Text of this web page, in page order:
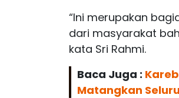
“Ini merupakan
dari masyarakat
kata Sri Rahmi.
Baca Juga :
Matangkan